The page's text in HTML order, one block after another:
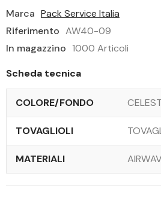
Marca Pack Service Italia
Riferimento AW40-09
In magazzino 1000 Articoli
Scheda tecnica
COLORE/FONDO
TOVAGLIOLI
MATERIALI